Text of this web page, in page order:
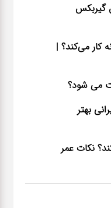
گیربکس
کار می‌کند؟ |
می شود؟
بهتر
نکات عمر